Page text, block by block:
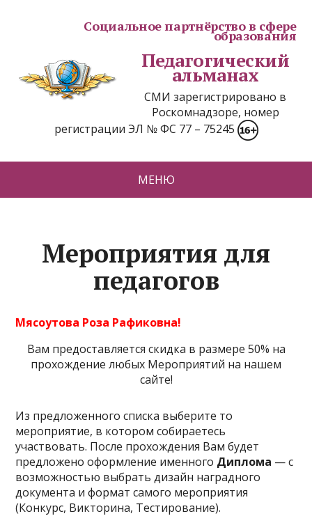
Социальное партнёрство в сфере
образования
Педагогический
альманах
СМИ зарегистрировано в
Роскомнадзоре, номер
регистрации ЭЛ № ФС 77 – 75245
МЕНЮ
Мероприятия для
педагогов
Мясоутова Роза Рафиковна!
Вам предоставляется скидка в размере 50% на
прохождение любых Мероприятий на нашем
сайте!
Из предложенного списка выберите то
мероприятие, в котором собираетесь
участвовать. После прохождения Вам будет
предложено оформление именного Диплома — с
возможностью выбрать дизайн наградного
документа и формат самого мероприятия
(Конкурс, Викторина, Тестирование).